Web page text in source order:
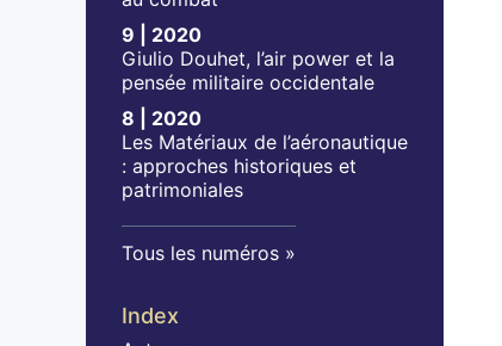
9 | 2020
Giulio Douhet, l’air power et la
pensée militaire occidentale
8 | 2020
Les Matériaux de l’aéronautique
: approches historiques et
patrimoniales
Tous les numéros
Index